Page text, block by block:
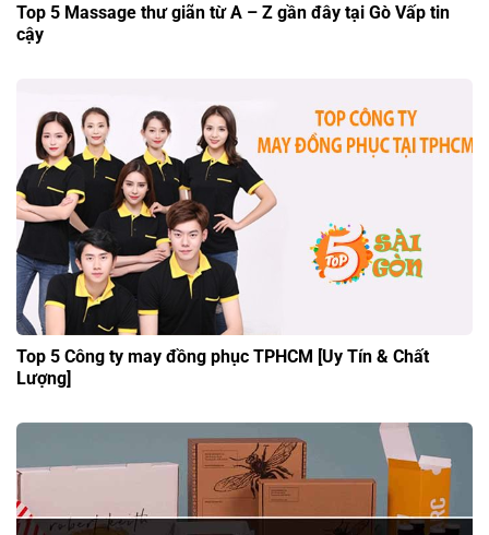
Top 5 Massage thư giãn từ A – Z gần đây tại Gò Vấp tin
cậy
Top 5 Công ty may đồng phục TPHCM [Uy Tín & Chất
Lượng]